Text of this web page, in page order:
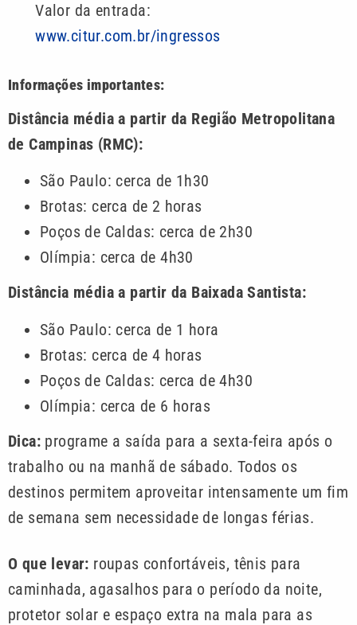
Valor da entrada:
www.citur.com.br/ingressos
Informações importantes:
Distância média a partir da Região Metropolitana
de Campinas (RMC):
São Paulo: cerca de 1h30
Brotas: cerca de 2 horas
Poços de Caldas: cerca de 2h30
Olímpia: cerca de 4h30
Distância média a partir da Baixada Santista:
São Paulo: cerca de 1 hora
Brotas: cerca de 4 horas
Poços de Caldas: cerca de 4h30
Olímpia: cerca de 6 horas
Dica: programe a saída para a sexta-feira após o
trabalho ou na manhã de sábado. Todos os
destinos permitem aproveitar intensamente um fim
de semana sem necessidade de longas férias.
O que levar: roupas confortáveis, tênis para
caminhada, agasalhos para o período da noite,
protetor solar e espaço extra na mala para as